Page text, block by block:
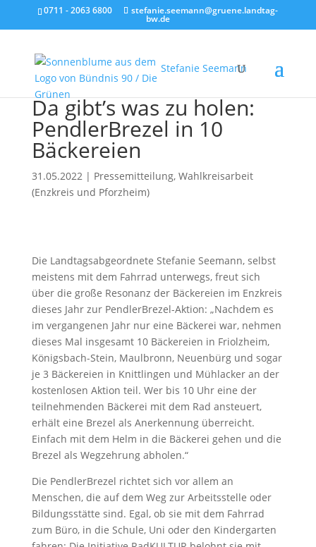
0711 - 2063 6800 stefanie.seemann@gruene.landtag-
bw.de
Stefanie Seemann
Da gibt’s was zu holen:
PendlerBrezel in 10
Bäckereien
31.05.2022| Pressemitteilung, Wahlkreisarbeit
(Enzkreis und Pforzheim)
Die Landtagsabgeordnete Stefanie Seemann, selbst
meistens mit dem Fahrrad unterwegs, freut sich
über die große Resonanz der Bäckereien im Enzkreis
dieses Jahr zur PendlerBrezel-Aktion: „Nachdem es
im vergangenen Jahr nur eine Bäckerei war, nehmen
dieses Mal insgesamt 10 Bäckereien in Friolzheim,
Königsbach-Stein, Maulbronn, Neuenbürg und sogar
je 3 Bäckereien in Knittlingen und Mühlacker an der
kostenlosen Aktion teil. Wer bis 10 Uhr eine der
teilnehmenden Bäckerei mit dem Rad ansteuert,
erhält eine Brezel als Anerkennung überreicht.
Einfach mit dem Helm in die Bäckerei gehen und die
Brezel als Wegzehrung abholen.“
Die PendlerBrezel richtet sich vor allem an
Menschen, die auf dem Weg zur Arbeitsstelle oder
Bildungsstätte sind. Egal, ob sie mit dem Fahrrad
zum Büro, in die Schule, Uni oder den Kindergarten